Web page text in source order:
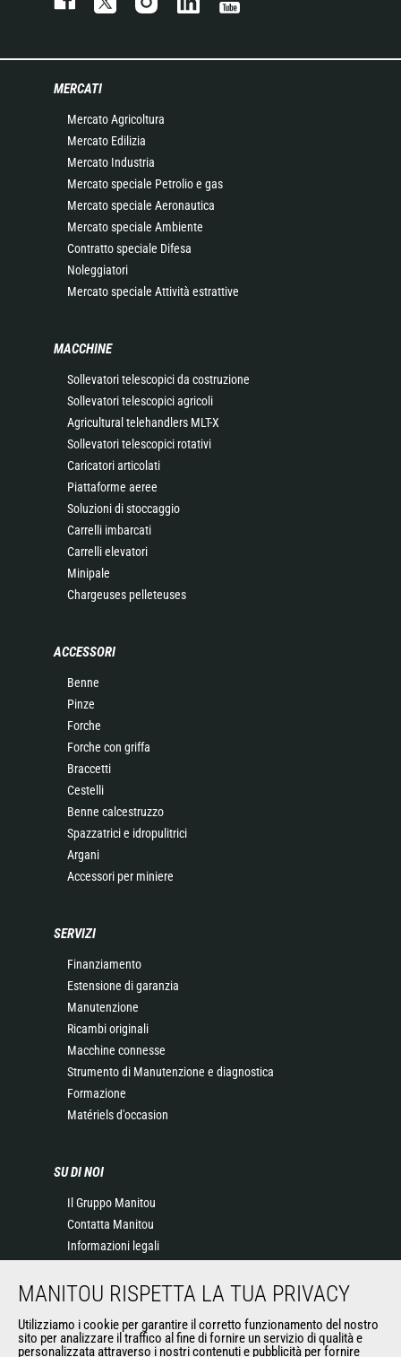
MERCATI
Mercato Agricoltura
Mercato Edilizia
Mercato Industria
Mercato speciale Petrolio e gas
Mercato speciale Aeronautica
Mercato speciale Ambiente
Contratto speciale Difesa
Noleggiatori
Mercato speciale Attività estrattive
MACCHINE
Sollevatori telescopici da costruzione
Sollevatori telescopici agricoli
Agricultural telehandlers MLT-X
Sollevatori telescopici rotativi
Caricatori articolati
Piattaforme aeree
Soluzioni di stoccaggio
Carrelli imbarcati
Carrelli elevatori
Minipale
Chargeuses pelleteuses
ACCESSORI
Benne
Pinze
Forche
Forche con griffa
Braccetti
Cestelli
Benne calcestruzzo
Spazzatrici e idropulitrici
Argani
Accessori per miniere
SERVIZI
Finanziamento
Estensione di garanzia
Manutenzione
Ricambi originali
Macchine connesse
Strumento di Manutenzione e diagnostica
Formazione
Matériels d'occasion
SU DI NOI
Il Gruppo Manitou
Contatta Manitou
Informazioni legali
News
General Terms and Conditions of Sale
MANITOU RISPETTA LA TUA PRIVACY
Utilizziamo i cookie per garantire il corretto funzionamento del nostro
sito per analizzare il traffico al fine di fornire un servizio di qualità e
personalizzata attraverso i nostri contenuti e pubblicità per fornire